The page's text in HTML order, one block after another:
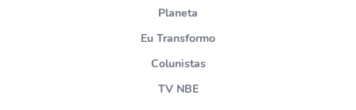
Planeta
Eu Transformo
Colunistas
TV NBE